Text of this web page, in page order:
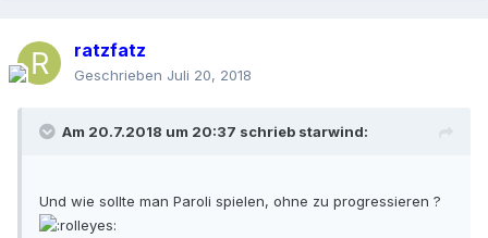
ratzfatz
Geschrieben Juli 20, 2018
Am 20.7.2018 um 20:37 schrieb starwind:
Und wie sollte man Paroli spielen, ohne zu progressieren ?